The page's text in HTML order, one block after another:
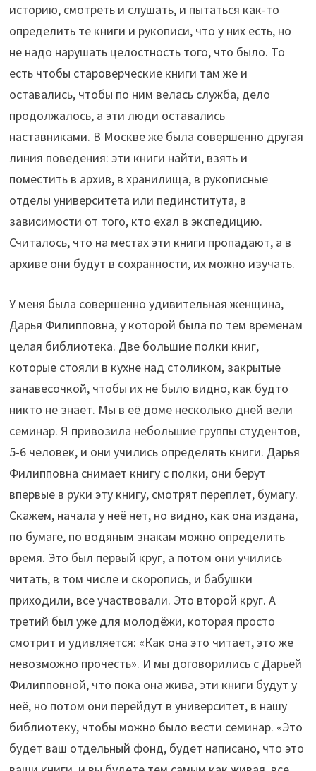
историю, смотреть и слушать, и пытаться как-то
определить те книги и рукописи, что у них есть, но
не надо нарушать целостность того, что было. То
есть чтобы староверческие книги там же и
оставались, чтобы по ним велась служба, дело
продолжалось, а эти люди оставались
наставниками. В Москве же была совершенно другая
линия поведения: эти книги найти, взять и
поместить в архив, в хранилища, в рукописные
отделы университета или пединститута, в
зависимости от того, кто ехал в экспедицию.
Считалось, что на местах эти книги пропадают, а в
архиве они будут в сохранности, их можно изучать.
У меня была совершенно удивительная женщина,
Дарья Филипповна, у которой была по тем временам
целая библиотека. Две большие полки книг,
которые стояли в кухне над столиком, закрытые
занавесочкой, чтобы их не было видно, как будто
никто не знает. Мы в её доме несколько дней вели
семинар. Я привозила небольшие группы студентов,
5-6 человек, и они учились определять книги. Дарья
Филипповна снимает книгу с полки, они берут
впервые в руки эту книгу, смотрят переплет, бумагу.
Скажем, начала у неё нет, но видно, как она издана,
по бумаге, по водяным знакам можно определить
время. Это был первый круг, а потом они учились
читать, в том числе и скоропись, и бабушки
приходили, все участвовали. Это второй круг. А
третий был уже для молодёжи, которая просто
смотрит и удивляется: «Как она это читает, это же
невозможно прочесть». И мы договорились с Дарьей
Филипповной, что пока она жива, эти книги будут у
неё, но потом они перейдут в университет, в нашу
библиотеку, чтобы можно было вести семинар. «Это
будет ваш отдельный фонд, будет написано, что это